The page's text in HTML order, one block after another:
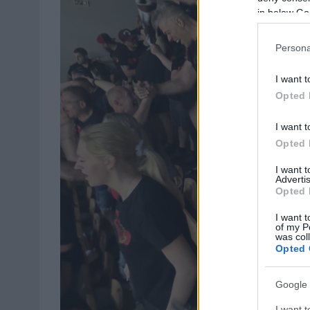
in below
I want
Opted
I want
Opted
I want
Opted
I want
of my
was
Opted
Google